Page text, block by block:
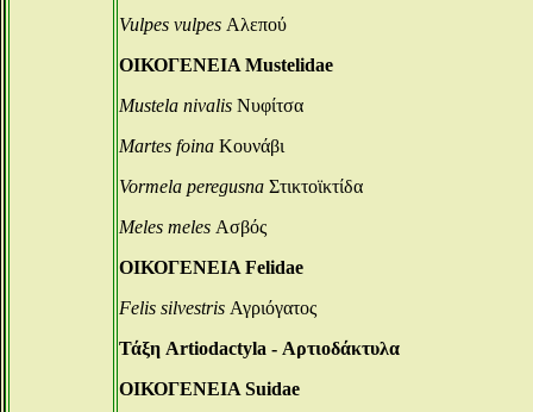
Vulpes vulpes Αλεπού
ΟΙΚΟΓΕΝΕΙΑ Mustelidae
Mustela nivalis Νυφίτσα
Martes foina Κουνάβι
Vormela peregusna Στικτοϊκτίδα
Meles meles Ασβός
ΟΙΚΟΓΕΝΕΙΑ Felidae
Felis silvestris Αγριόγατος
Τάξη Artiodactyla - Αρτιοδάκτυλα
ΟΙΚΟΓΕΝΕΙΑ Suidae